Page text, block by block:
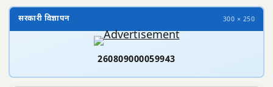
सरकारी विज्ञापन 300 × 250
260809000059943